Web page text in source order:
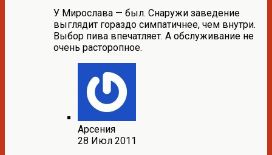
У Мирослава — был. Снаружи заведение
выглядит гораздо симпатичнее, чем внутри.
Выбор пива впечатляет. А обслуживание не
очень расторопное.
Арсения
28 Июл 2011